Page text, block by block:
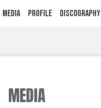
MEDIA PROFILE DISCOGRAPHY
MEDIA